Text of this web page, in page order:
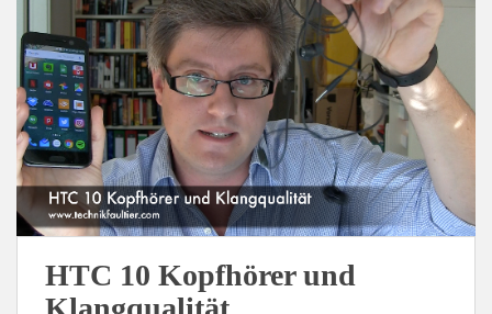
HTC 10 Kopfhörer und